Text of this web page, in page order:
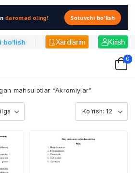
daromad oling! Sotuvchi bo'lish
bo'lish Xaridlarim Kirish
0
mahsulotlar “Akromiylar”